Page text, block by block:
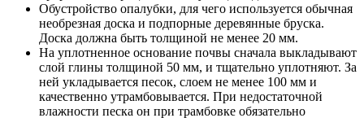
Обустройство опалубки, для чего используется обычная
необрезная доска и подпорные деревянные бруска.
Доска должна быть толщиной не менее 20 мм.
На уплотненное основание почвы сначала выкладывают
слой глины толщиной 50 мм, и тщательно уплотняют. За
ней укладывается песок, слоем не менее 100 мм и
качественно утрамбовывается. При недостаточной
влажности песка он при трамбовке обязательно